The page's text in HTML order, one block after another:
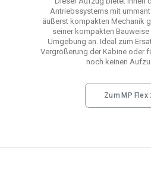
Antriebssystems mit
äußerst kompakten Mechanik
seiner kompakten
Umgebung an. Ideal zum
Vergrößerung der Kabine oder
noch keinen
Zum MP Flex